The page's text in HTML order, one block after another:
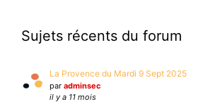
Sujets récents du forum
La Provence du Mardi 9 Sept 2025
par adminsec
il y a 11 mois